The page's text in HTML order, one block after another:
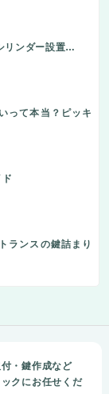
リンダー設置…
って本当？ピッキ
ランスの鍵詰まり
・鍵作成など
クにお任せくだ